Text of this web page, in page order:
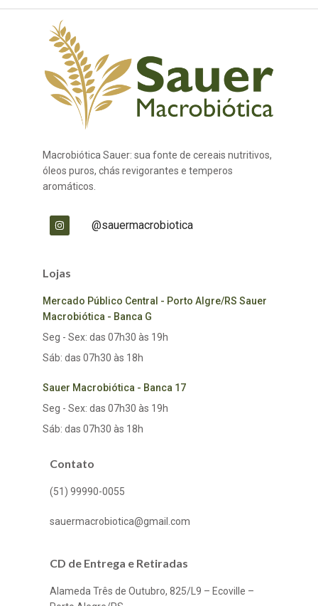
Macrobiótica Sauer: sua fonte de cereais nutritivos,
óleos puros, chás revigorantes e temperos
aromáticos.
@sauermacrobiotica
Lojas
Mercado Público Central - Porto Algre/RS Sauer
Macrobiótica - Banca G
Seg - Sex: das 07h30 às 19h
Sáb: das 07h30 às 18h
Sauer Macrobiótica - Banca 17
Seg - Sex: das 07h30 às 19h
Sáb: das 07h30 às 18h
Contato
(51) 99990-0055
sauermacrobiotica@gmail.com
CD de Entrega e Retiradas
Alameda Três de Outubro, 825/L9 – Ecoville –